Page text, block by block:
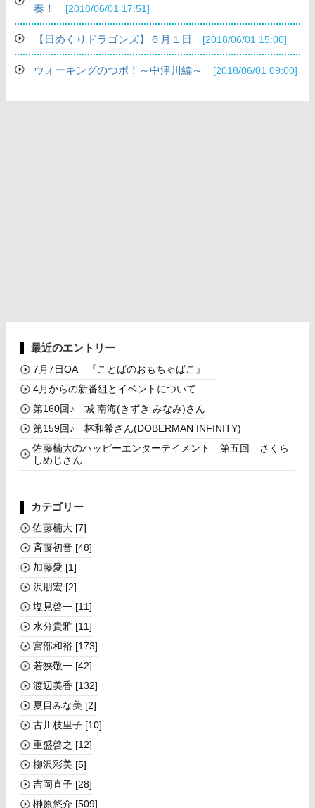
奏！
[2018/06/01 17:51]
【日めくりドラゴンズ】６月１日 [2018/06/01 15:00]
ウォーキングのつボ！～中津川編～ [2018/06/01 09:00]
最近のエントリー
7月7日OA 『ことばのおもちゃばこ』
4月からの新番組とイベントについて
第160回♪ 城 南海(きずき みなみ)さん
第159回♪ 林和希さん(DOBERMAN INFINITY)
佐藤楠大のハッピーエンターテイメント 第五回 さくら
しめじさん
カテゴリー
佐藤楠大 [7]
斉藤初音 [48]
加藤愛 [1]
沢朋宏 [2]
塩見啓一 [11]
水分貴雅 [11]
宮部和裕 [173]
若狭敬一 [42]
渡辺美香 [132]
夏目みな美 [2]
古川枝里子 [10]
重盛啓之 [12]
柳沢彩美 [5]
吉岡直子 [28]
榊󠄀原悠介 [509]